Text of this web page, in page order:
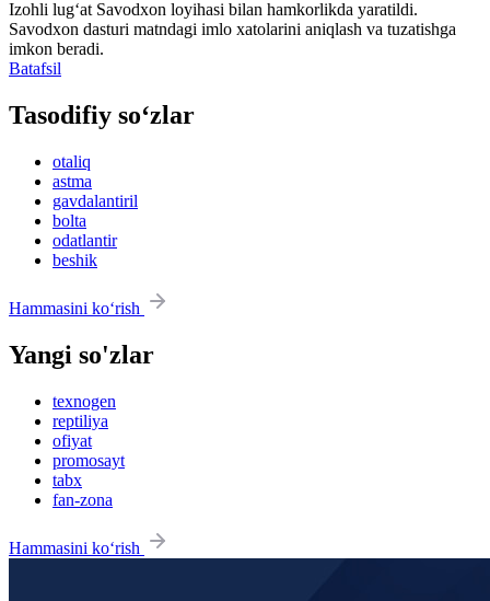
Izohli lugʻat Savodxon loyihasi bilan hamkorlikda yaratildi.
Savodxon dasturi matndagi imlo xatolarini aniqlash va tuzatishga
imkon beradi.
Batafsil
Tasodifiy so‘zlar
otaliq
astma
gavdalantiril
bolta
odatlantir
beshik
Hammasini ko‘rish
Yangi so'zlar
texnogen
reptiliya
ofiyat
promosayt
tabx
fan-zona
Hammasini ko‘rish